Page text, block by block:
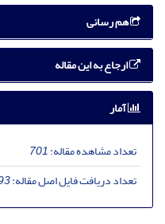
هم رسانی
ارجاع به این مقاله
آمار
تعداد مشاهده مقاله:701
تعداد دریافت فایل اصل مقاله: